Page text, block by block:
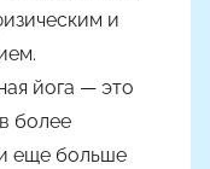
и
йога — это
более
еще больше